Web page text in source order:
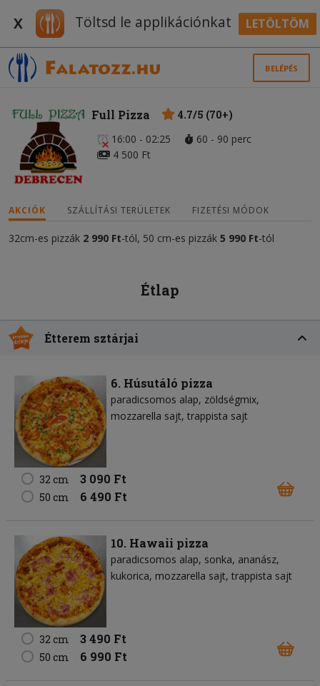
X Töltsd le applikációnkat LETÖLTÖM
BELÉPÉS
Full Pizza
4.7/5 (70+)
16:00 - 02:25
60 - 90 perc
4 500 Ft
AKCIÓK SZÁLLÍTÁSI TERÜLETEK FIZETÉSI MÓDOK
32cm-es pizzák 2 990 Ft-tól, 50 cm-es pizzák 5 990 Ft-tól
Étlap
Étterem sztárjai
6. Húsutáló pizza
paradicsomos alap zöldségmix
mozzarella sajt trappista sajt
32 cm 3 090 Ft
50 cm 6 490 Ft
10. Hawaii pizza
paradicsomos alap sonka ananász
kukorica mozzarella sajt trappista sajt
32 cm 3 490 Ft
50 cm 6 990 Ft